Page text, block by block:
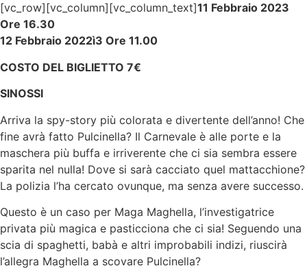
[vc_row][vc_column][vc_column_text]11 Febbraio 2023
Ore 16.30
12 Febbraio 2022ì3 Ore 11.00
COSTO DEL BIGLIETTO 7€
SINOSSI
Arriva la spy-story più colorata e divertente dell’anno! Che
fine avrà fatto Pulcinella? Il Carnevale è alle porte e la
maschera più buffa e irriverente che ci sia sembra essere
sparita nel nulla! Dove si sarà cacciato quel mattacchione?
La polizia l’ha cercato ovunque, ma senza avere successo.
Questo è un caso per Maga Maghella, l’investigatrice
privata più magica e pasticciona che ci sia! Seguendo una
scia di spaghetti, babà e altri improbabili indizi, riuscirà
l’allegra Maghella a scovare Pulcinella?